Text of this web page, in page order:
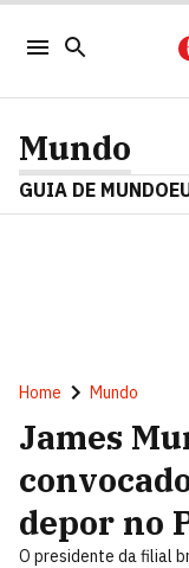
Mundo
GUIA DE MUNDO
Home Mundo
James
depor no
O presidente da filial